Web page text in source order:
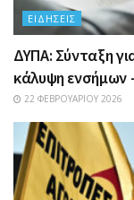
ΕΙΔΉΣΕΙΣ
ΔΥΠΑ: Σύνταξη
κάλυψη ενσήμων
22 ΦΕΒΡΟΥΑΡΊΟΥ 2026